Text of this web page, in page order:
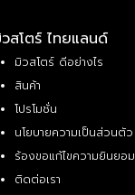
สโตร์ ไทยแลนด์
มิวสโตร์ ดีอย่างไร
สินค้า
โปรโมชั่น
นโยบายความเป็นส่วนตัว
ร้องขอแก้ไขความยินยอม
ติดต่อเรา